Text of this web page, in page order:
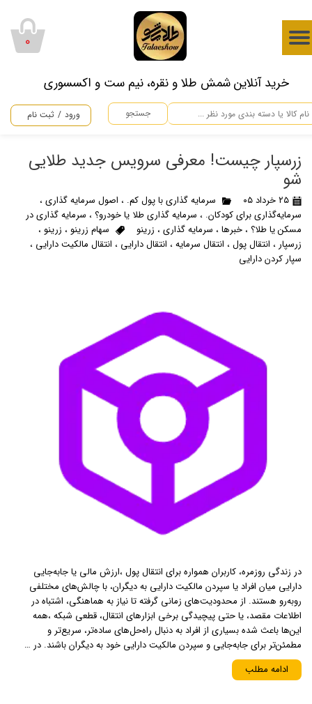
​خرید آنلاین شمش طلا و نقره، نیم ست و اکسسوری
جستجو ورود / ثبت نام
حساب کاربری من
سفارشات
۰
زرسپار چیست! معرفی سرویس جدید طلایی
شو
۲۵ خرداد ۰۵ سرمایه گذاری با پول کم. ، اصول سرمایه گذاری،
سرمایه‌گذاری برای کودکان. ، سرمایه گذاری طلا یا خودرو؟، سرمایه گذاری در
مسکن یا طلا؟، خبرها، سرمایه گذاری، زرینو سهام زرینو ، زرینو ،
زرسپار ، انتقال پول، انتقال سرمایه، انتقال دارایی ، انتقال مالکیت دارایی ،
سپار کردن دارایی
در زندگی روزمره، کاربران همواره برای انتقال پول ،ارزش مالی یا جابه‌جایی
دارایی میان افراد یا سپردن مالکیت دارایی به دیگران، با چالش‌های مختلفی
روبه‌رو هستند. از محدودیت‌های زمانی گرفته تا نیاز به هماهنگی، اشتباه در
اطلاعات مقصد، یا حتی پیچیدگی برخی ابزارهای انتقال، قطعی شبکه ،همه
این‌ها باعث شده بسیاری از افراد به دنبال راه‌حل‌های ساده‌تر، سریع‌تر و
مطمئن‌تر برای جابه‌جایی و سپردن مالکیت دارایی خود به دیگران باشند. در …
ادامه مطلب